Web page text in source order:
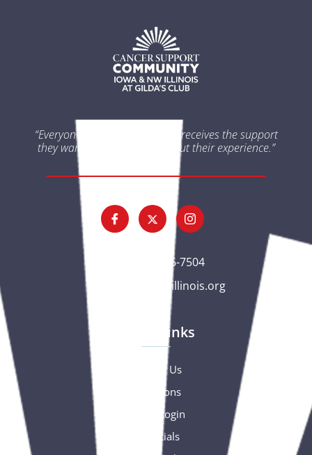
“Everyone impacted by cancer receives the support
they want and need throughout their experience.”
(563) 326-7504
gc@csciowaillinois.org
Quick Links
Contact Us
Donations
Portal Login
Financials